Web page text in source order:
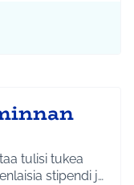
tulisi tukea
stipendi j…